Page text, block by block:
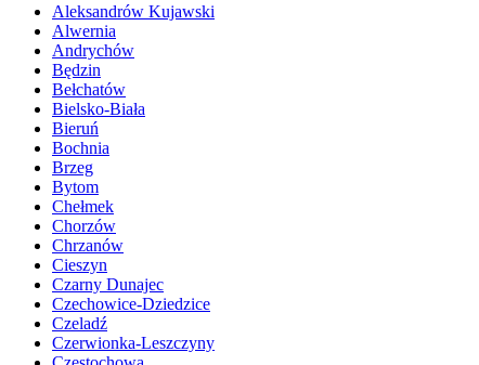
Aleksandrów Kujawski
Alwernia
Andrychów
Będzin
Bełchatów
Bielsko-Biała
Bieruń
Bochnia
Brzeg
Bytom
Chełmek
Chorzów
Chrzanów
Cieszyn
Czarny Dunajec
Czechowice-Dziedzice
Czeladź
Czerwionka-Leszczyny